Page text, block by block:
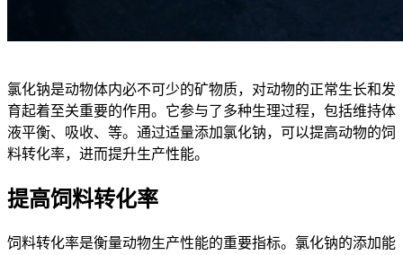
氯化钠是动物体内必不可少的矿物质，对动物的正常生长和发
育起着至关重要的作用。它参与了多种生理过程，包括维持体
液平衡、吸收、等。通过适量添加氯化钠，可以提高动物的饲
料转化率，进而提升生产性能。
提高饲料转化率
饲料转化率是衡量动物生产性能的重要指标。氯化钠的添加能